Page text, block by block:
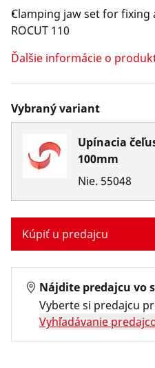
Clamping jaw set for
ROCUT 110
Ďalšie informácie o
Vybraný variant
Upínacia
100mm
Nie. 55048
Kúpiť u predajcu
Nájdite predajcu vo
Vyberte si predajcu
Vyhľadávanie